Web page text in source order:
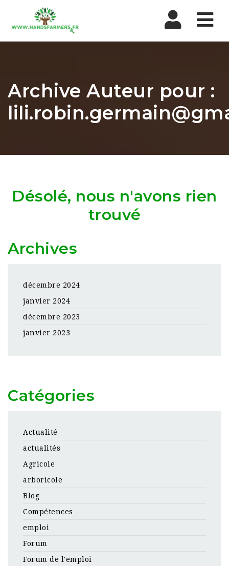
Archive Auteur pour :
Désolé, nous n'avons rien
trouvé
Archives
décembre 2024
janvier 2024
décembre 2023
janvier 2023
Catégories
Actualité
actualités
Agricole
arboricole
Blog
Compétences
emploi
Forum
Forum de l'emploi